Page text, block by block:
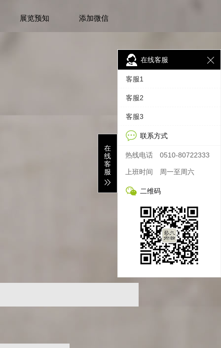
展览预知 添加微信
在线客服
客服1
客服2
客服3
联系方式
热线电话 0510-80722333
上班时间 周一至周六
二维码
在
线
客
服